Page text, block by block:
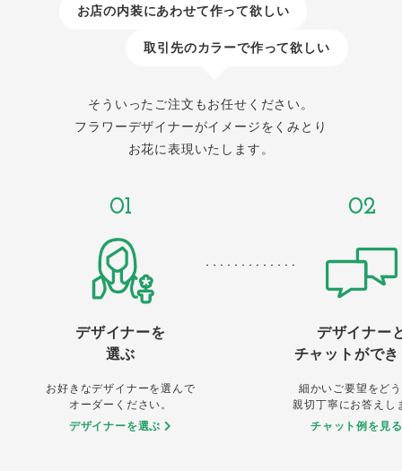
お店の内装にあわせて作って欲しい
取引先のカラーで作って欲しい
そういったご注文もお任せください。
フラワーデザイナーがイメージをくみとり
お花に表現いたします。
01
デザイナーを
選ぶ
お好きなデザイナーを選んで
オーダーください。
デザイナーを選ぶ
02
デザイナー
チャットがで
細かいご要望をど
親切丁寧にお答えし
チャット例を見る